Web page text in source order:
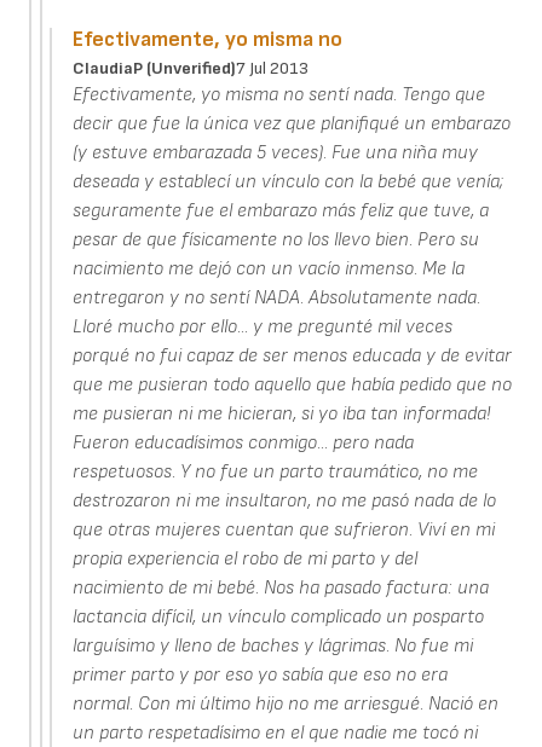
Efectivamente, yo misma no
ClaudiaP (unverified)7 Jul 2013
Efectivamente, yo misma no sentí nada. Tengo que
decir que fue la única vez que planifiqué un embarazo
(y estuve embarazada 5 veces). Fue una niña muy
deseada y establecí un vínculo con la bebé que venía;
seguramente fue el embarazo más feliz que tuve, a
pesar de que físicamente no los llevo bien. Pero su
nacimiento me dejó con un vacío inmenso. Me la
entregaron y no sentí NADA. Absolutamente nada.
Lloré mucho por ello... y me pregunté mil veces
porqué no fui capaz de ser menos educada y de evitar
que me pusieran todo aquello que había pedido que no
me pusieran ni me hicieran, si yo iba tan informada!
Fueron educadísimos conmigo... pero nada
respetuosos. Y no fue un parto traumático, no me
destrozaron ni me insultaron, no me pasó nada de lo
que otras mujeres cuentan que sufrieron. Viví en mi
propia experiencia el robo de mi parto y del
nacimiento de mi bebé. Nos ha pasado factura: una
lactancia difícil, un vínculo complicado un posparto
larguísimo y lleno de baches y lágrimas. No fue mi
primer parto y por eso yo sabía que eso no era
normal. Con mi último hijo no me arriesgué. Nació en
un parto respetadísimo en el que nadie me tocó ni